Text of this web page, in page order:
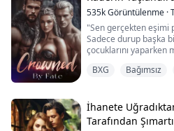
535kGörüntülenme ·
"Sen gerçekten eşimi
Sadece durup başka
çocuklarını yaparken
kaldıktan sonra ona
"İnanılmazsın. Senin
yaşamaya tercih
BXG Bağımsız
İhanete
Tarafından